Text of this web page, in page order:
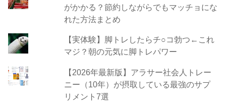
がかかる？節約しながらでもマッチョにな
れた方法まとめ
【実体験】脚トレしたらチ○コ勃つ←これ
マジ？朝の元気に脚トレパワー
【2026年最新版】アラサー社会人トレー
ニー（10年）が摂取している最強のサプ
リメント7選